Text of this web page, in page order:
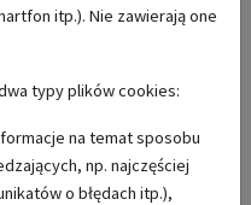
Cena: 2350 zł
itp.). Nie zawierają one
typy plików cookies:
na temat sposobu
np. najczęściej
o błędach itp.),